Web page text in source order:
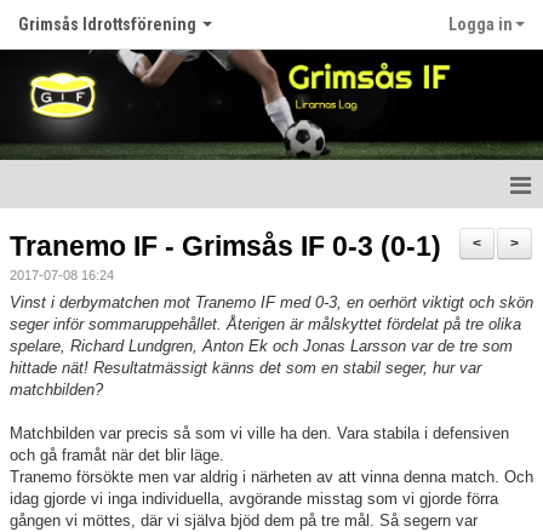
Grimsås Idrottsförening Logga in
Nyheter
Föreningen
Kalender
Våra lag
Matcher
>
<
Tranemo IF - Grimsås IF 0-3 (0-1)
2017-07-08 16:24
Vinst i derbymatchen mot Tranemo IF med 0-3, en oerhört viktigt och skön
seger inför sommaruppehållet. Återigen är målskyttet fördelat på tre olika
spelare, Richard Lundgren, Anton Ek och Jonas Larsson var de tre som
hittade nät! Resultatmässigt känns det som en stabil seger, hur var
matchbilden?
Matchbilden var precis så som vi ville ha den. Vara stabila i defensiven
och gå framåt när det blir läge.
Tranemo försökte men var aldrig i närheten av att vinna denna match. Och
idag gjorde vi inga individuella, avgörande misstag som vi gjorde förra
gången vi möttes, där vi själva bjöd dem på tre mål. Så segern var